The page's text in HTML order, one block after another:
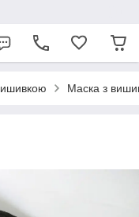
Маска з